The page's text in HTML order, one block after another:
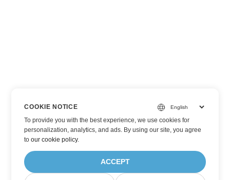
COOKIE NOTICE
To provide you with the best experience, we use cookies for
personalization, analytics, and ads. By using our site, you agree
toour cookie policy.
ACCEPT